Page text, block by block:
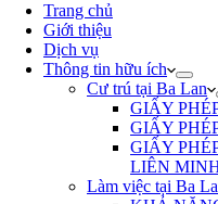
Trang chủ
Giới thiệu
Dịch vụ
Thông tin hữu ích
Cư trú tại Ba Lan
GIẤY
GIẤY
GIẤY
LIÊN
Làm việc tại Ba